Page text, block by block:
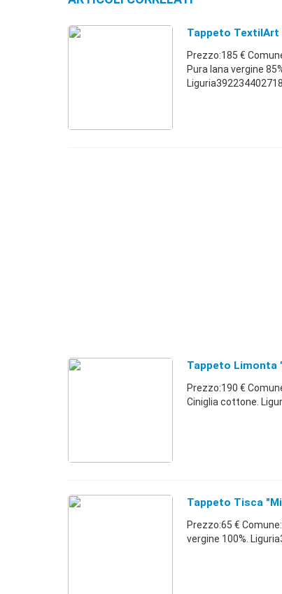
Tappeto TextilArt
Prezzo:185 €
Pura lana vergine
Tappeto Limonta
Prezzo:190 €
Ciniglia cottone.
Tappeto Tisca
Prezzo:65 €
vergine 100%.